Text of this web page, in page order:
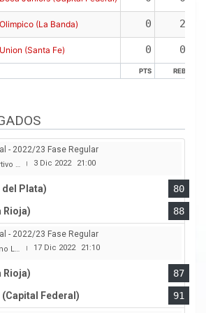
PTS REB
Olimpico (La Banda) 0 2
Union (Santa Fe) 0 0
PTS REB
- 2022/23 Fase Regular
| 3 Dic 2022 21:00
del Plata)
80
Rioja)
88
- 2022/23 Fase Regular
Rioja | 17 Dic 2022 21:10
Rioja)
87
Federal)
91